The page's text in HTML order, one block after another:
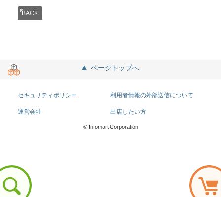
BACK
ページトップへ
セキュリティポリシー 利用者情報の外部送信について
運営会社 出店したい方
© Infomart Corporation